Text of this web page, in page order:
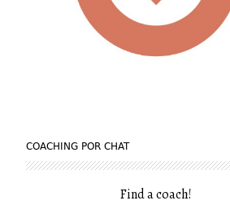
COACHING POR CHAT
Find a coach!